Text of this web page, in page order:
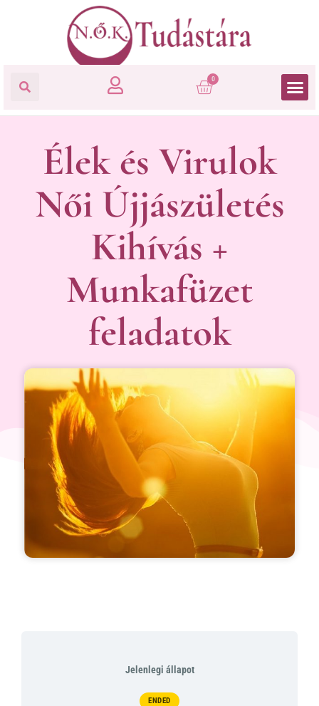
0
Élek és Virulok
Női Újjászületés
Kihívás +
Munkafüzet
feladatok
Jelenlegi állapot
ENDED